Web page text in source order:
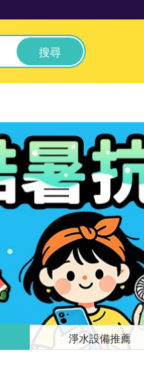
搜尋
淨水設備推薦